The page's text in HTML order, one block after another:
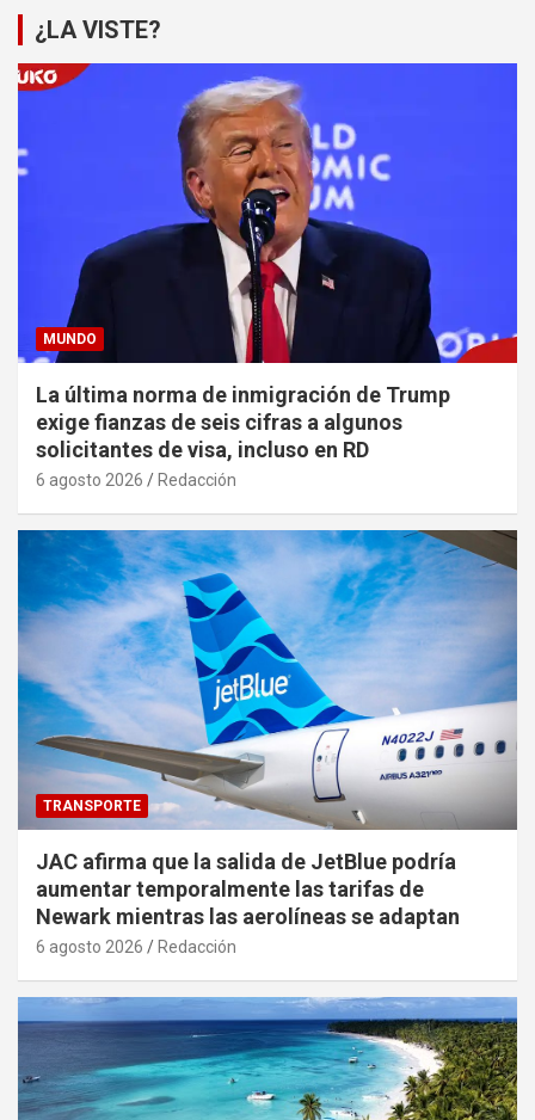
¿LA VISTE?
MUNDO
La última norma de inmigración de Trump
exige fianzas de seis cifras a algunos
solicitantes de visa, incluso en RD
6 agosto 2026 Redacción
TRANSPORTE
JAC afirma que la salida de JetBlue podría
aumentar temporalmente las tarifas de
Newark mientras las aerolíneas se adaptan
6 agosto 2026 Redacción